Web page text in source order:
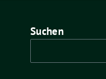
Suchen